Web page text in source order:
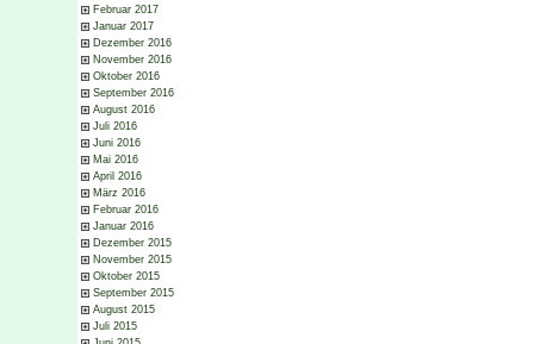
Februar 2017
Januar 2017
Dezember 2016
November 2016
Oktober 2016
September 2016
August 2016
Juli 2016
Juni 2016
Mai 2016
April 2016
März 2016
Februar 2016
Januar 2016
Dezember 2015
November 2015
Oktober 2015
September 2015
August 2015
Juli 2015